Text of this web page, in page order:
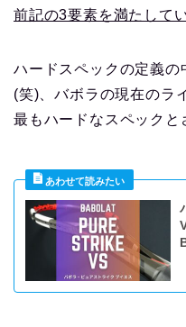
前記の3要素を満たして
ハードスペックの定義
(笑)、バボラの現在のラ
最もハードなスペックと